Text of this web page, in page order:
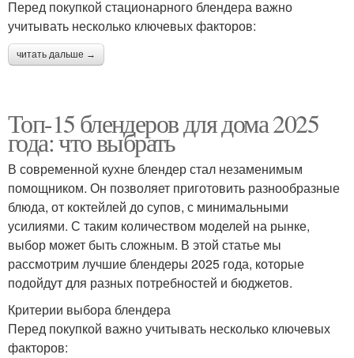
Перед покупкой стационарного блендера важно
учитывать несколько ключевых факторов:
читать дальше →
Топ-15 блендеров для дома 2025
года: что выбрать
В современной кухне блендер стал незаменимым
помощником. Он позволяет приготовить разнообразные
блюда, от коктейлей до супов, с минимальными
усилиями. С таким количеством моделей на рынке,
выбор может быть сложным. В этой статье мы
рассмотрим лучшие блендеры 2025 года, которые
подойдут для разных потребностей и бюджетов.
Критерии выбора блендера
Перед покупкой важно учитывать несколько ключевых
факторов: